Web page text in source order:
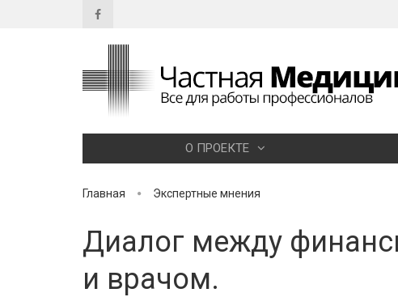
О ПРОЕКТЕ
Главная Экспертные мнения
Диалог между
и врачом.